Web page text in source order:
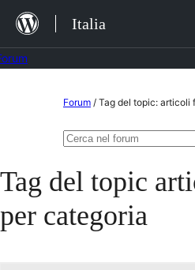
Salta
contenuto
Italia
Forum / Tag del topic: articoli
Cerca:
Tag del topic
per categoria